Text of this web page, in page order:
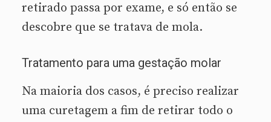
retirado passa por exame, e só então se
descobre que se tratava de mola.
Tratamento para uma gestação molar
Na maioria dos casos, é preciso realizar
uma curetagem a fim de retirar todo o